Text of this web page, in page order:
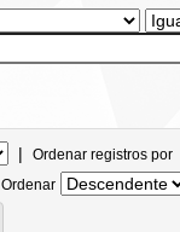
| Ordenar registros por
Ordenar